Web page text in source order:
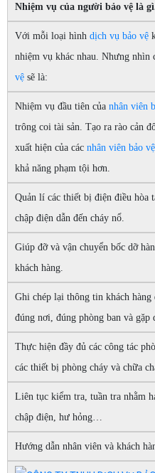
Nhiệm vụ của người bảo vệ là
Với mỗi loại hình dịch vụ bảo vệ
nhiệm vụ khác nhau. Nhưng nhìn
vệ sẽ là:
Nhiệm vụ đầu tiên của nhân viên
trông coi tài sản. Tạo ra rào cản
xuất hiện của các nhân viên bảo vệ
khả năng phạm tội hơn.
Quản lí các thiết bị điện điều hòa
chập điện dẫn đến cháy nổ.
Giúp đỡ và vận chuyển bốc dỡ
khách hàng.
Ghi chép lại thông tin khách hàng
đúng nơi, đúng phòng ban và gặp
Thực hiện đầy đủ các công tác
các thiết bị phòng cháy và chữa
Liên tục kiểm tra, tuần tra nhằm
chập điện, hư hỏng…
Hướng dẫn nhân viên và khách